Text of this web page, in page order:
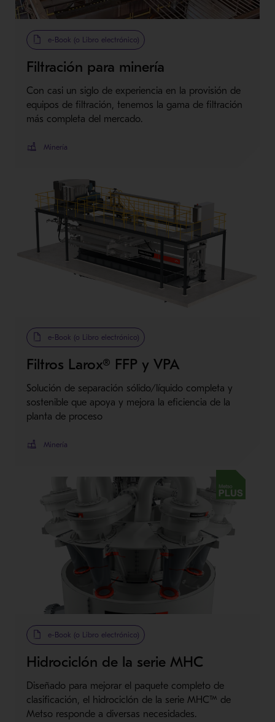
e-Book (o Libro electrónico)
Filtración para minería
Con casi un siglo de experiencia en la provisión de
equipos de filtración, tenemos la gama de filtración
más completa del mercado.
Minería
e-Book (o Libro electrónico)
Filtros Larox® FFP y VPA
Solución de separación sólido/líquido completa y
sostenible que apoya y mejora la eficiencia de la
planta de proceso
Minería
Metso Pluse-Book (o Libro electrónico)
Hidrociclón de la serie MHC
Diseñado para mejorar el paquete completo de
clasificación, el hidrociclón de la serie MHC™ de
Metso responde a diversas necesidades.